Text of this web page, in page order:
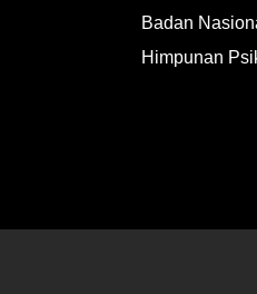
Badan
Himpunan